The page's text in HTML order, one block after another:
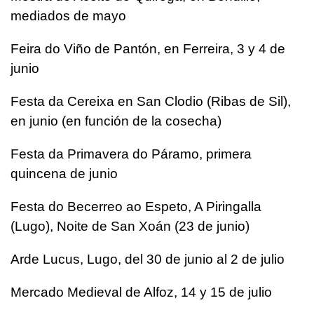
mediados de mayo
Feira do Viño de Pantón, en Ferreira, 3 y 4 de
junio
Festa da Cereixa en San Clodio (Ribas de Sil),
en junio (en función de la cosecha)
Festa da Primavera do Páramo, primera
quincena de junio
Festa do Becerreo ao Espeto, A Piringalla
(Lugo), Noite de San Xoán (23 de junio)
Arde Lucus, Lugo, del 30 de junio al 2 de julio
Mercado Medieval de Alfoz, 14 y 15 de julio